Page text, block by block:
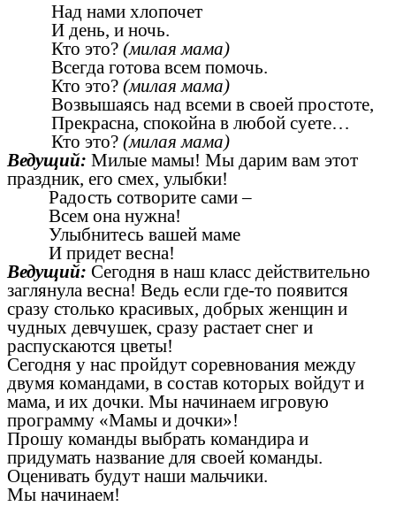
Над нами хлопочет
И день, и ночь.
Кто это? (милая мама)
Всегда готова всем помочь.
Кто это? (милая мама)
Возвышаясь над всеми в своей простоте,
Прекрасна, спокойна в любой суете…
Кто это? (милая мама)
Ведущий: Милые мамы! Мы дарим вам этот
праздник, его смех, улыбки!
Радость сотворите сами –
Всем она нужна!
Улыбнитесь вашей маме
И придет весна!
Ведущий: Сегодня в наш класс действительно
заглянула весна! Ведь если где-то появится
сразу столько красивых, добрых женщин и
чудных девчушек, сразу растает снег и
распускаются цветы!
Сегодня у нас пройдут соревнования между
двумя командами, в состав которых войдут и
мама, и их дочки. Мы начинаем игровую
программу «Мамы и дочки»!
Прошу команды выбрать командира и
придумать название для своей команды.
Оценивать будут наши мальчики.
Мы начинаем!